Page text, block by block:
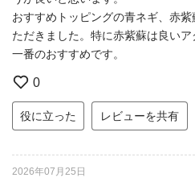
おすすめトッピングの青ネギ、赤
ただきました。特に赤紫蘇は良い
一番のおすすめです。
0
役に立った レビューを共有
2026年07月25日